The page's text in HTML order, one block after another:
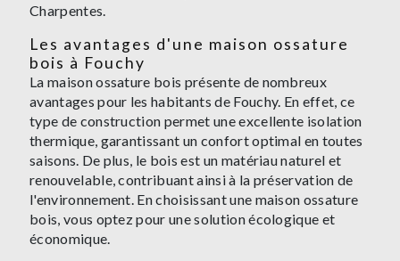
Charpentes.
Les avantages d'une maison ossature
bois à Fouchy
La maison ossature bois présente de nombreux
avantages pour les habitants de Fouchy. En effet, ce
type de construction permet une excellente isolation
thermique, garantissant un confort optimal en toutes
saisons. De plus, le bois est un matériau naturel et
renouvelable, contribuant ainsi à la préservation de
l'environnement. En choisissant une maison ossature
bois, vous optez pour une solution écologique et
économique.